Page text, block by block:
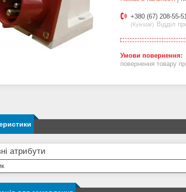
+380 (67) 208-55-
Kyivstar Відділ
повернення товару
атрибути